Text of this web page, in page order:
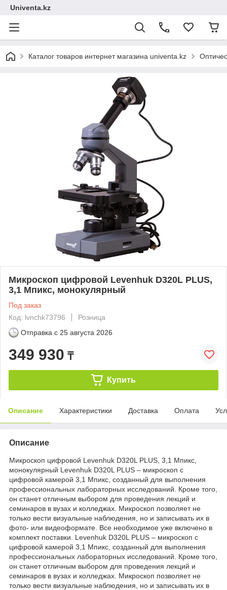
Univenta.kz
Каталог товаров интернет магазина univenta.kz
Микроскоп цифровой Levenhuk D320L PLUS,
3,1 Мпикс, монокулярный
Под заказ
Код: lvnchk73796
Розница
Отправка с 25 августа 2026
349 930 ₸
Купить
Описание Характеристики Доставка Оплата
Описание
Микроскоп цифровой Levenhuk D320L PLUS, 3,1 Мпикс,
монокулярный Levenhuk D320L PLUS – микроскоп с
цифровой камерой 3,1 Мпикс, созданный для выполнения
профессиональных лабораторных исследований. Кроме того,
он станет отличным выбором для проведения лекций и
семинаров в вузах и колледжах. Микроскоп позволяет не
только вести визуальные наблюдения, но и записывать их в
фото- или видеоформате. Все необходимое уже включено в
комплект поставки. Levenhuk D320L PLUS – микроскоп с
цифровой камерой 3,1 Мпикс, созданный для выполнения
профессиональных лабораторных исследований. Кроме того,
он станет отличным выбором для проведения лекций и
семинаров в вузах и колледжах. Микроскоп позволяет не
только вести визуальные наблюдения, но и записывать их в